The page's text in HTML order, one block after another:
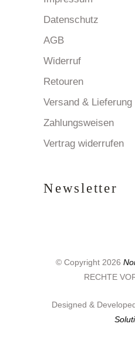
Datenschutz
AGB
Widerruf
Retouren
Versand & Lieferung
Zahlungsweisen
Vertrag widerrufen
Newsletter
© Copyright 2026
RECHTE
Designed &